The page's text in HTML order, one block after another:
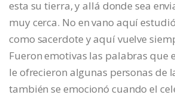
esta su tierra, y allá donde sea
muy cerca. No en vano aquí
como sacerdote y aquí vuelve
Fueron emotivas las palabras que
le ofrecieron algunas personas de
también se emocionó cuando el